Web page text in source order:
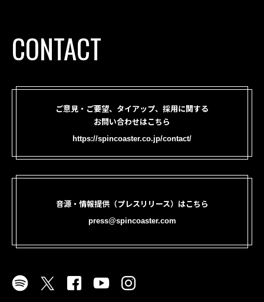
CONTACT
ご意見・ご要望、タイアップ、採用に関する
お問い合わせはこちら
https://spincoaster.co.jp/contact/
音源・情報提供（プレスリリース）はこちら
press@spincoaster.com